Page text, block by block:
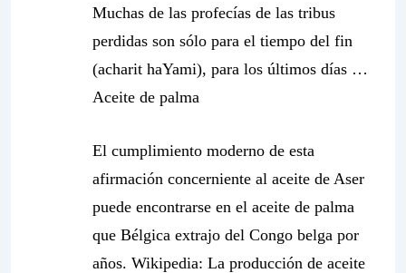
Muchas de las profecías de las tribus
perdidas son sólo para el tiempo del fin
(acharit haYami), para los últimos días …
Aceite de palma
El cumplimiento moderno de esta
afirmación concerniente al aceite de Aser
puede encontrarse en el aceite de palma
que Bélgica extrajo del Congo belga por
años. Wikipedia: La producción de aceite